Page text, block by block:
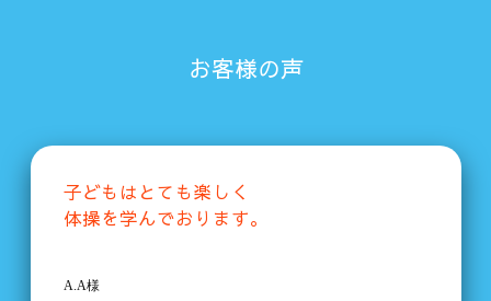
お客様の声
子どもはとても楽しく
体操を学んでおります。
A.A様